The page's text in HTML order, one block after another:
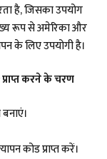
है, जिसका उपयोग
रूप से अमेरिका और
के लिए उपयोगी है।
करने के चरण
कोड प्राप्त करें।​